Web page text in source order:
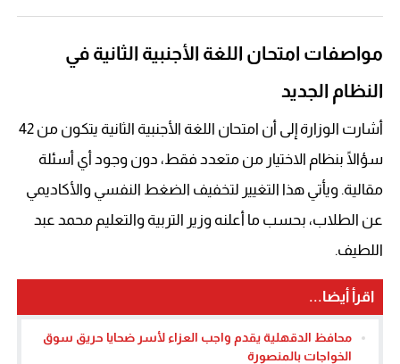
مواصفات امتحان اللغة الأجنبية الثانية في
النظام الجديد
أشارت الوزارة إلى أن امتحان اللغة الأجنبية الثانية يتكون من 42
سؤالًا بنظام الاختيار من متعدد فقط، دون وجود أي أسئلة
مقالية. ويأتي هذا التغيير لتخفيف الضغط النفسي والأكاديمي
عن الطلاب، بحسب ما أعلنه وزير التربية والتعليم محمد عبد
اللطيف.
اقرأ أيضا...
محافظ الدقهلية يقدم واجب العزاء لأسر ضحايا حريق سوق
الخواجات بالمنصورة